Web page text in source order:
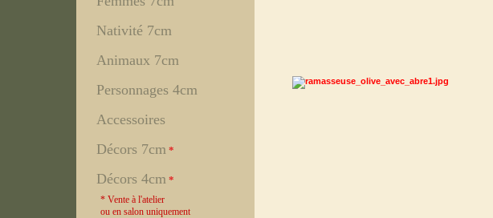
Nativité 7cm
Animaux 7cm
Personnages 4cm
Accessoires
Décors 7cm *
Décors 4cm *
* Vente à l'atelier
ou en salon uniquement